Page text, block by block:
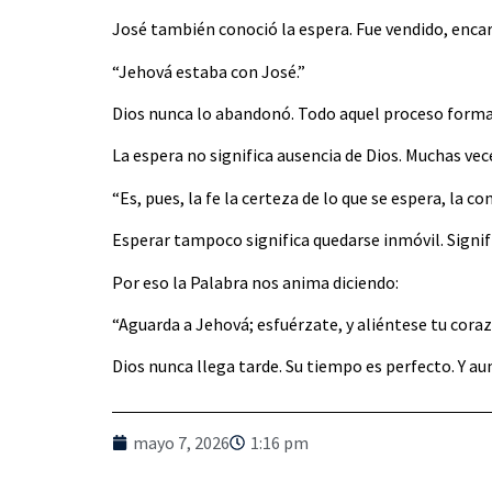
José también conoció la espera. Fue vendido,
“Jehová estaba con José.”
Dios nunca lo abandonó. Todo aquel proceso
La espera no significa ausencia de Dios. Muchas
“Es, pues, la fe la certeza de lo que se espera, la
Esperar tampoco significa quedarse inmóvil.
Por eso la Palabra nos anima diciendo:
“Aguarda a Jehová; esfuérzate, y aliéntese tu
Dios nunca llega tarde. Su tiempo es perfecto. Y
mayo 7, 2026 1:16 pm